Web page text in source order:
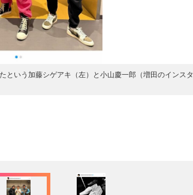
という加藤シゲアキ（左）と小山慶一郎（増田のインスタ